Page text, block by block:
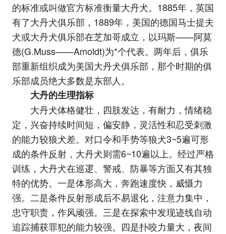
的标准或叫做官方标准衡量大丹犬。1885年，英国
有了大丹犬俱乐部，1889年，美国的德国马士提夫
犬或大丹犬俱乐部在芝加哥成立，以玛斯——阿莫
德(G.Muss——Amoldt)为*个代表。两年后，俱乐
部重新组织成为美国大丹犬俱乐部，那个时期的俱
乐部成员绝大多数是东部人。
大丹的生理指标
大丹犬体格健壮，四肢发达，有耐力，情绪稳
定，兴奋持续时间短，偏安静，灵活性和忍受刺激
的能力较狼犬差。对口令和手势等狼犬3~5遍可形
成的条件反射，大丹犬则需6~10遍以上。经过严格
训练，大丹犬在巡逻、警戒、防暴等方面又有其独
特的优势。一是体形高大，奔跑速度快，威慑力
强。二是条件反射形成后不易退化，注意力集中，
忠守职责，作风顽强。三是在探索中发现迹线自动
追踪捕获罪犯的能力较强。四是扑咬力量大，夜间